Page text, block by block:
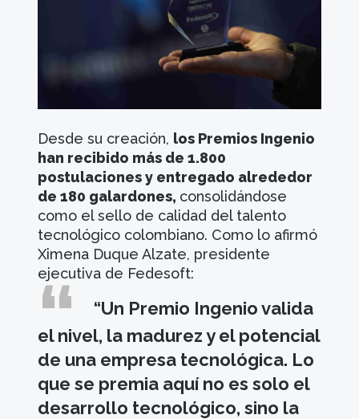
Desde su creación, los Premios Ingenio
han recibido más de 1.800
postulaciones y entregado alrededor
de 180 galardones, consolidándose
como el sello de calidad del talento
tecnológico colombiano. Como lo afirmó
Ximena Duque Alzate, presidente
ejecutiva de Fedesoft:
“Un Premio Ingenio valida
el nivel, la madurez y el potencial
de una empresa tecnológica. Lo
que se premia aquí no es solo el
desarrollo tecnológico, sino la